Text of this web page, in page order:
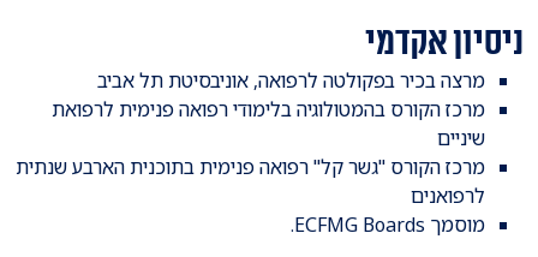
ניסיון אקדמי
מרצה בכיר בפקולטה לרפואה, אוניבסיטת תל אביב
מרכז הקורס בהמטולוגיה בלימודי רפואה פנימית לרפואת
שיניים
מרכז הקורס "גשר קל" רפואה פנימית בתוכנית הארבע שנתית
לרפואנים
מוסמך ECFMG Boards.